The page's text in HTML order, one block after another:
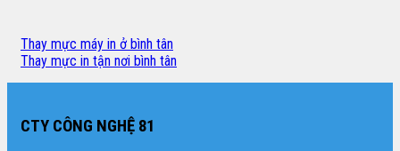
Thay mực máy in ở bình tân
Thay mực in tận nơi bình tân
CTY CÔNG NGHỆ 81